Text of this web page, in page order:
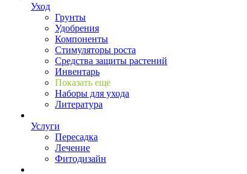
Уход
Грунты
Удобрения
Компоненты
Стимуляторы роста
Средства защиты растений
Инвентарь
Показать еще
Наборы для ухода
Литература
Услуги
Пересадка
Лечение
Фитодизайн